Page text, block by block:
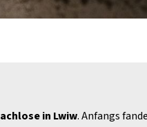
in Lwiw. Anfangs